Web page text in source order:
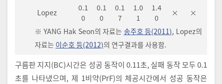
Lopez
0.1
0
0.1
0
0.1
7
1.0
1
1.4
0
×
×
※ YANG Hak Seon의 자료는 송주호 등(2011), Lopez의
자료는 이순호 등(2012)의 연구결과를 사용함.
구름판 지지(BC)시간은 성공 동작이 0.11초, 실패 동작 모두 0.1
초를 나타냈으며, 제 1비약(PrF)의 체공시간에서 성공 동작은